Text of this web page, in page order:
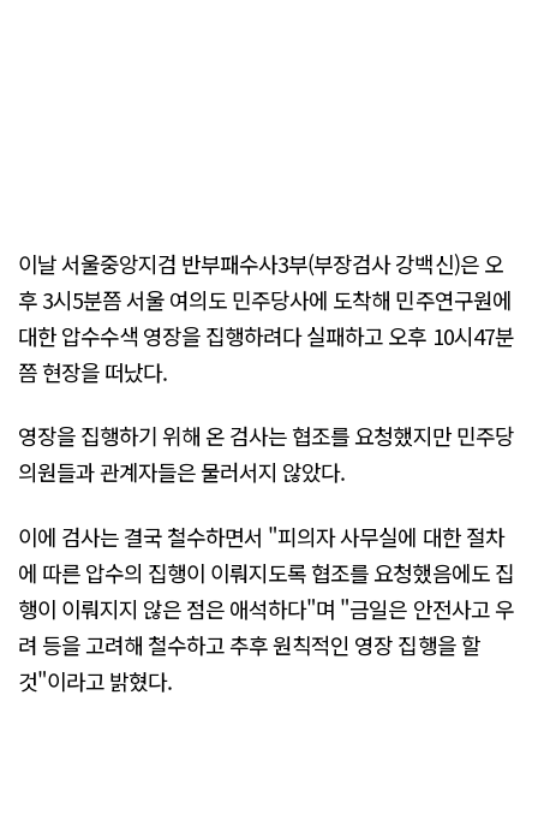
이날 서울중앙지검 반부패수사3부(부장검사 강백신)은 오
후 3시5분쯤 서울 여의도 민주당사에 도착해 민주연구원에
대한 압수수색 영장을 집행하려다 실패하고 오후 10시47분
쯤 현장을 떠났다.
영장을 집행하기 위해 온 검사는 협조를 요청했지만 민주당
의원들과 관계자들은 물러서지 않았다.
이에 검사는 결국 철수하면서 "피의자 사무실에 대한 절차
에 따른 압수의 집행이 이뤄지도록 협조를 요청했음에도 집
행이 이뤄지지 않은 점은 애석하다"며 "금일은 안전사고 우
려 등을 고려해 철수하고 추후 원칙적인 영장 집행을 할
것"이라고 밝혔다.